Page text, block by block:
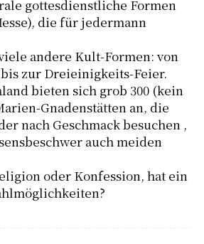
gottesdienstliche Formen
die für jedermann
andere Kult-Formen: von
zur Dreieinigkeits-Feier.
bieten sich grob 300 (kein
Gnadenstätten an, die
nach Geschmack besuchen ,
auch meiden
oder Konfession, hat ein